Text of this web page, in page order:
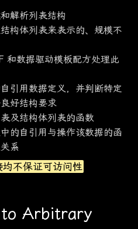
解析列表结构
构体列表来表示的、规模不
和数据驱动模板配方处理此
引用数据定义，并判断特定
好结构要求
及结构体列表的函数
的自引用与操作该数据的函
系
不保证可访问性
Arbitrary